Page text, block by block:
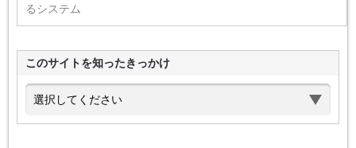
るシステム
このサイトを知ったきっかけ